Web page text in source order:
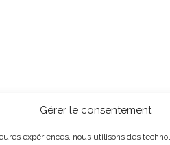
Gérer le consentement
expériences, nous utilisons des